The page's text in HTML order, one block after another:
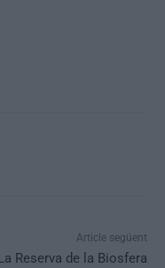
Article següent
Reserva de la Biosfera